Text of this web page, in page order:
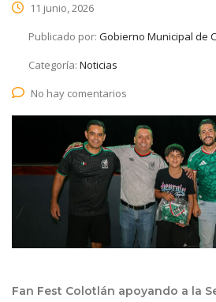
11 junio, 2026
Publicado por: Gobierno Municipal de
Categoría: Noticias
No hay comentarios
Fan Fest Colotlán apoyando a la